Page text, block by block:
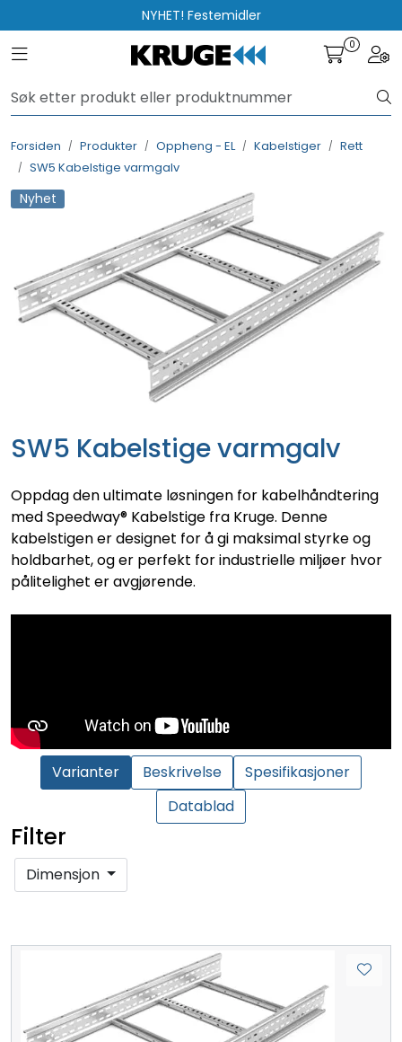
Skip to main contentNYHET! Festemidler
Toggle navigation 0
Forsiden Produkter Oppheng - EL Kabelstiger
Rett
SW5 Kabelstige varmgalv
SW5 Kabelstige varmgalv
Nyhet
Varianter Beskrivelse
Spesifikasjoner
Datablad
Filter
Dimensjon
Oppdag den ultimate løsningen for kabelhåndtering
med Speedway® Kabelstige fra Kruge. Denne
kabelstigen er designet for å gi maksimal styrke og
holdbarhet, og er perfekt for industrielle miljøer hvor
pålitelighet er avgjørende.
Rådgivning
Kontakt oss